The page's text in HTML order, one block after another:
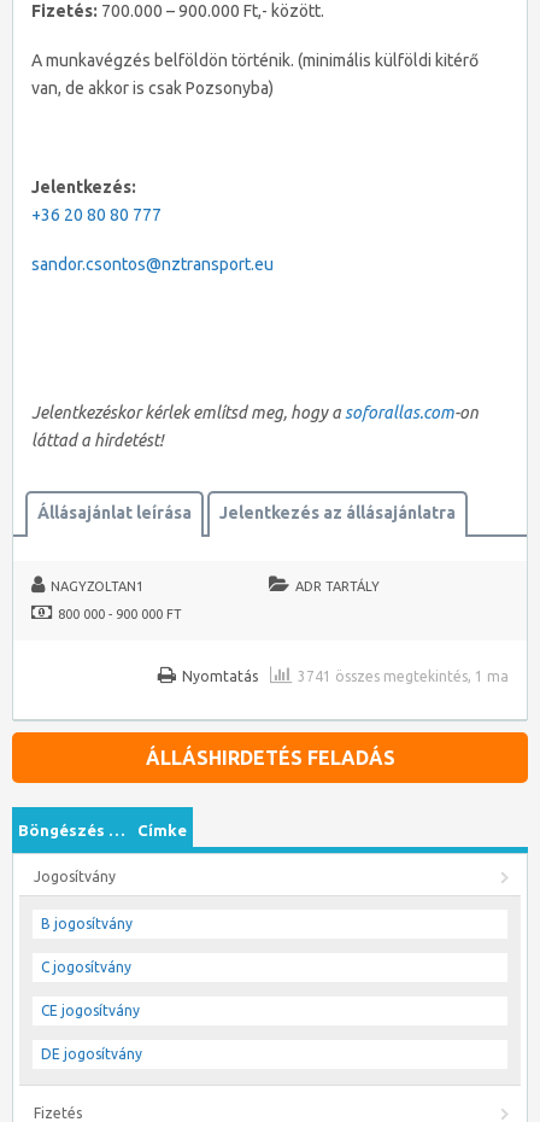
Fizetés: 700.000 – 900.000 Ft,- között.
A munkavégzés belföldön történik. (minimális külföldi kitérő
van, de akkor is csak Pozsonyba)
Jelentkezés:
+36 20 80 80 777
sandor.csontos@nztransport.eu
Jelentkezéskor kérlek említsd meg, hogy a soforallas.com-on
láttad a hirdetést!
Állásajánlat leírása Jelentkezés az állásajánlatra
NAGYZOLTAN1
ADR TARTÁLY
800 000 - 900 000 FT
3741 összes megtekintés, 1 ma
Nyomtatás
ÁLLÁSHIRDETÉS FELADÁS
Böngészés … Címke
Jogosítvány
B jogosítvány
C jogosítvány
CE jogosítvány
DE jogosítvány
Fizetés